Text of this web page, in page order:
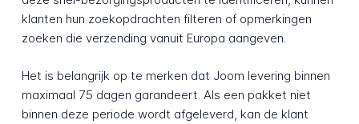
klanten hun zoekopdrachten filteren of opmerkingen
zoeken die verzending vanuit Europa aangeven.
Het is belangrijk op te merken dat Joom levering binnen
maximaal 75 dagen garandeert. Als een pakket niet
binnen deze periode wordt afgeleverd, kan de klant